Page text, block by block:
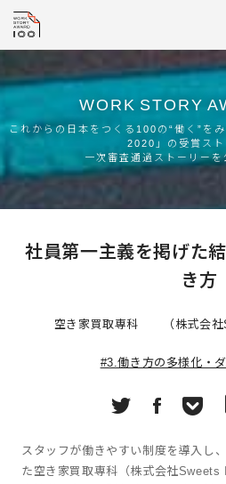
WORK STORY
これからの日本をつくる100の“働く”
2020」の受賞スト
一次審査通過ストーリー
社員第一主義を掲げた
き方
空き家買取専科 （株式会社
#3.働き方の多様化・
スタッフが働きやすい制度を導入し
た空き家買取専科（株式会社